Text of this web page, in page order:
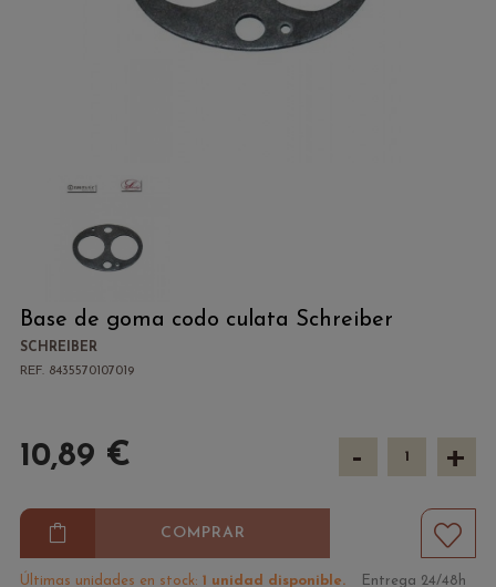
Base de goma codo culata Schreiber
SCHREIBER
REF. 8435570107019
10,89 € - +
COMPRAR
Últimas unidades en stock: 1 unidad disponible. Entrega 24/48h